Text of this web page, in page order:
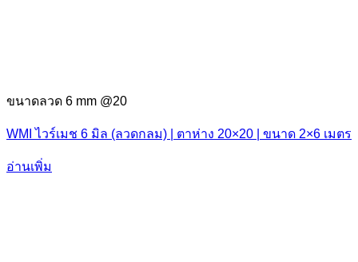
ขนาดลวด 6 mm @20
WMI ไวร์เมช 6 มิล (ลวดกลม) | ตาห่าง 20×20 | ขนาด 2×6 เมตร
อ่านเพิ่ม